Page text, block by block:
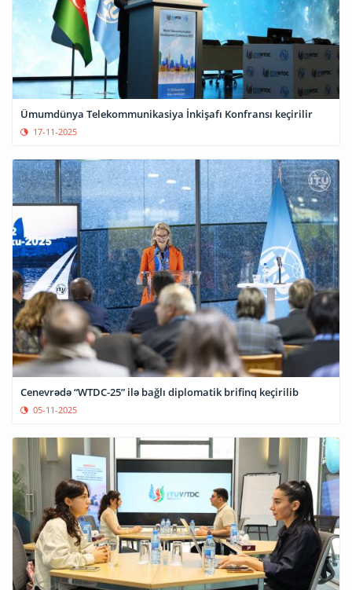
Ümumdünya Telekommunikasiya İnkişafı Konfransı keçirilir
17-11-2025
Cenevrədə “WTDC-25” ilə bağlı diplomatik brifinq keçirilib
05-11-2025